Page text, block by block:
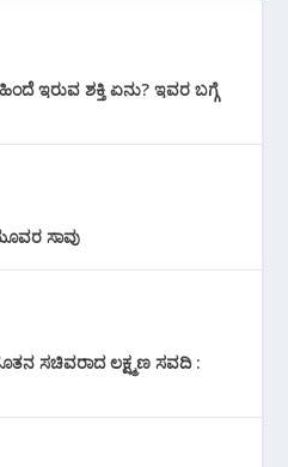
ಇರುವ ಶಕ್ತಿ ಏನು? ಇವರ ಬಗ್ಗೆ
ಸಾವು
ಸಚಿವರಾದ ಲಕ್ಷ್ಮಣ ಸವದಿ :